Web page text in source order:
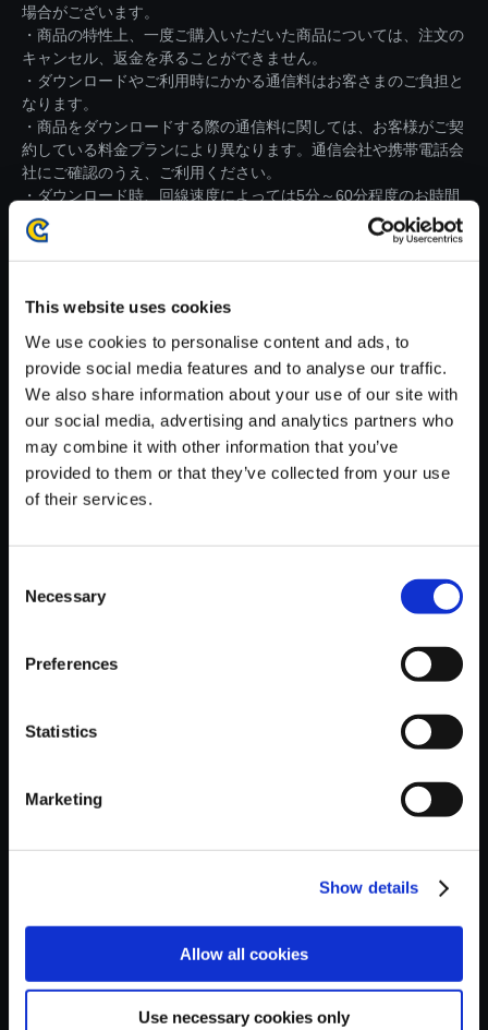
This website uses cookies
We use cookies to personalise content and ads, to
provide social media features and to analyse our traffic.
We also share information about your use of our site with
our social media, advertising and analytics partners who
may combine it with other information that you’ve
provided to them or that they’ve collected from your use
of their services.
Selection
Necessary
Preferences
Statistics
Marketing
Show details
Allow all cookies
Use necessary cookies only
場合がございます。
・商品の特性上、一度ご購入いただいた商品については、注文の
キャンセル、返金を承ることができません。
・ダウンロードやご利用時にかかる通信料はお客さまのご負担と
なります。
・商品をダウンロードする際の通信料に関しては、お客様がご契
約している料金プランにより異なります。通信会社や携帯電話会
社にご確認のうえ、ご利用ください。
・ダウンロード時、回線速度によっては5分～60分程度のお時間
がかかる場合がございます。
※ご購入いただいたファイルのダウンロードの際には、通信環境
が安定しているWifi環境でお試しください。
【単曲】ストリートファイターI
Vシリーズ サウンドBOX Chara
cter PV1 （AOU ’08）
おすすめ商品